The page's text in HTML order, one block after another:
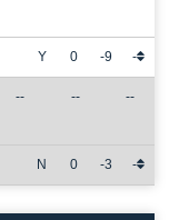
Y 0 -9 -
-- -- --
N 0 -3 -